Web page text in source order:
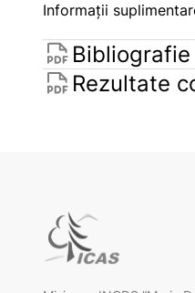
Informații
Rezultate